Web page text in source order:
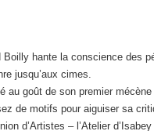
hante la conscience
jusqu’aux cimes.
goût de son premier
de motifs pour aiguiser sa
d’Artistes – l’Atelier